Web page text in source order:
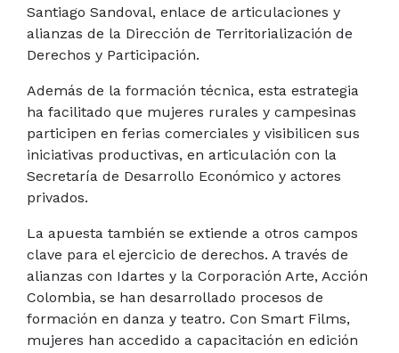
Santiago Sandoval, enlace de articulaciones y
alianzas de la Dirección de Territorialización de
Derechos y Participación.
Además de la formación técnica, esta estrategia
ha facilitado que mujeres rurales y campesinas
participen en ferias comerciales y visibilicen sus
iniciativas productivas, en articulación con la
Secretaría de Desarrollo Económico y actores
privados.
La apuesta también se extiende a otros campos
clave para el ejercicio de derechos. A través de
alianzas con Idartes y la Corporación Arte, Acción
Colombia, se han desarrollado procesos de
formación en danza y teatro. Con Smart Films,
mujeres han accedido a capacitación en edición